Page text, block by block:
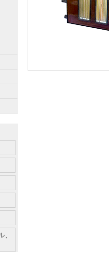
、